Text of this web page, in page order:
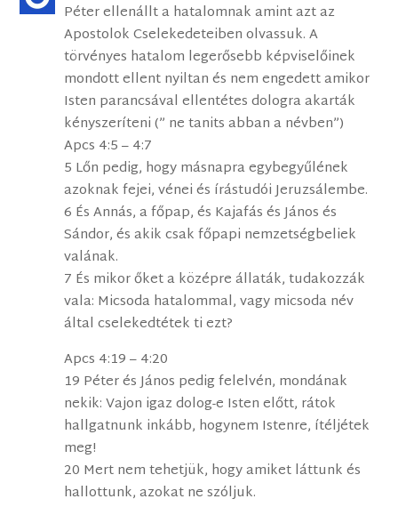
Péter ellenállt a hatalomnak amint azt az
Apostolok Cselekedeteiben olvassuk. A
törvényes hatalom legerősebb képviselőinek
mondott ellent nyiltan és nem engedett amikor
Isten parancsával ellentétes dologra akarták
kényszeríteni (” ne tanits abban a névben”)
Apcs 4:5 – 4:7
5 Lőn pedig, hogy másnapra egybegyűlének
azoknak fejei, vénei és írástudói Jeruzsálembe.
6 És Annás, a főpap, és Kajafás és János és
Sándor, és akik csak főpapi nemzetségbeliek
valának.
7 És mikor őket a középre állaták, tudakozzák
vala: Micsoda hatalommal, vagy micsoda név
által cselekedtétek ti ezt?
Apcs 4:19 – 4:20
19 Péter és János pedig felelvén, mondának
nekik: Vajon igaz dolog-e Isten előtt, rátok
hallgatnunk inkább, hogynem Istenre, ítéljétek
meg!
20 Mert nem tehetjük, hogy amiket láttunk és
hallottunk, azokat ne szóljuk.